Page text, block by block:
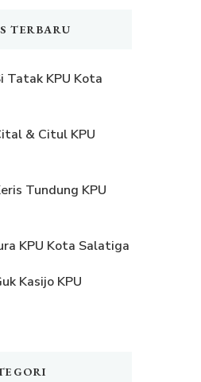
TERBARU
Tatak KPU Kota
& Citul KPU
Tundung KPU
KPU Kota Salatiga
Kasijo KPU